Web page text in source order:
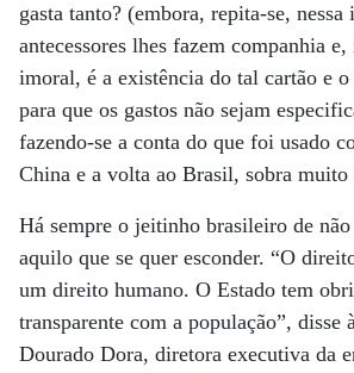
gasta tanto? (embora, repita-se, nessa
antecessores lhes fazem companhia
imoral, é a existência do tal cartão e o
para que os gastos não sejam
fazendo-se a conta do que foi usado
China e a volta ao Brasil, sobra
Há sempre o jeitinho brasileiro de não
aquilo que se quer esconder. “O
um direito humano. O Estado tem
transparente com a população”, disse
Dourado Dora, diretora executiva da